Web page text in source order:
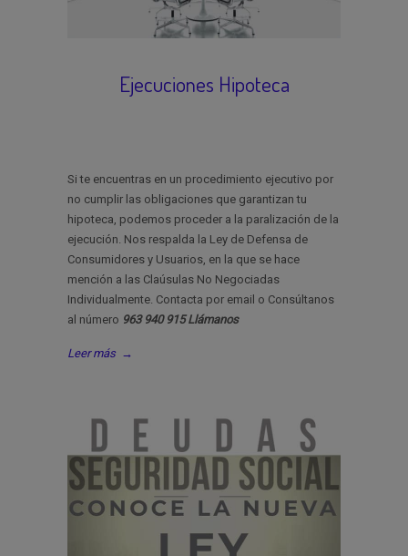
Ejecuciones Hipoteca
Si te encuentras en un procedimiento ejecutivo por
no cumplir las obligaciones que garantizan tu
hipoteca, podemos proceder a la paralización de la
ejecución. Nos respalda la Ley de Defensa de
Consumidores y Usuarios, en la que se hace
mención a las Claúsulas No Negociadas
Individualmente. Contacta por email o Consúltanos
al número 963 940 915 Llámanos
Leer más →